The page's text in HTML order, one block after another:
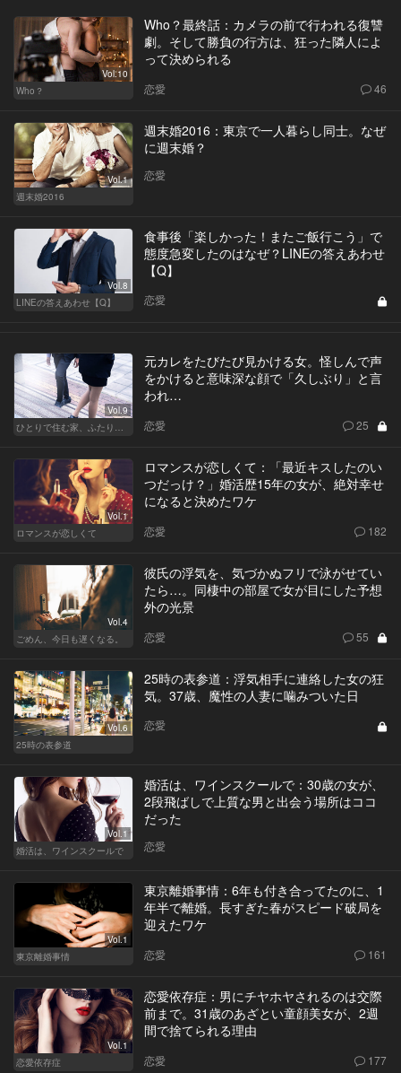
Vol.10
Who？
Who？最終話：カメラの前で行われる復讐
劇。そして勝負の行方は、狂った隣人によ
って決められる
恋愛 46
Vol.1
週末婚2016
週末婚2016：東京で一人暮らし同士。なぜ
に週末婚？
恋愛
Vol.8
LINEの答えあわせ【Q】
食事後「楽しかった！またご飯行こう」で
態度急変したのはなぜ？LINEの答えあわせ
【Q】
恋愛
Vol.9
ひとりで住む家、ふたりで棲む家
元カレをたびたび見かける女。怪しんで声
をかけると意味深な顔で「久しぶり」と言
われ…
恋愛 25
Vol.1
ロマンスが恋しくて
ロマンスが恋しくて：「最近キスしたのい
つだっけ？」婚活歴15年の女が、絶対幸せ
になると決めたワケ
恋愛 182
Vol.4
ごめん、今日も遅くなる。
彼氏の浮気を、気づかぬフリで泳がせてい
たら…。同棲中の部屋で女が目にした予想
外の光景
恋愛 55
Vol.6
25時の表参道
25時の表参道：浮気相手に連絡した女の狂
気。37歳、魔性の人妻に噛みついた日
恋愛
Vol.1
婚活は、ワインスクールで
婚活は、ワインスクールで：30歳の女が、
2段飛ばしで上質な男と出会う場所はココ
だった
恋愛
Vol.1
東京離婚事情
東京離婚事情：6年も付き合ってたのに、1
年半で離婚。長すぎた春がスピード破局を
迎えたワケ
恋愛 161
Vol.1
恋愛依存症
恋愛依存症：男にチヤホヤされるのは交際
前まで。31歳のあざとい童顔美女が、2週
間で捨てられる理由
恋愛 177